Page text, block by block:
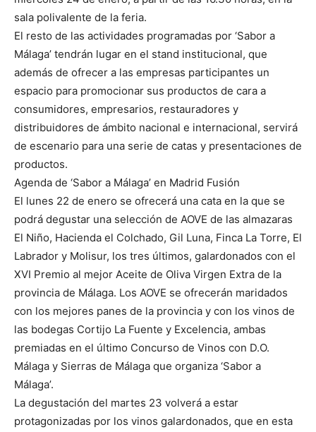
sala polivalente de la feria.
El resto de las actividades programadas por ‘Sabor a
Málaga’ tendrán lugar en el stand institucional, que
además de ofrecer a las empresas participantes un
espacio para promocionar sus productos de cara a
consumidores, empresarios, restauradores y
distribuidores de ámbito nacional e internacional, servirá
de escenario para una serie de catas y presentaciones de
productos.
Agenda de ‘Sabor a Málaga’ en Madrid Fusión
El lunes 22 de enero se ofrecerá una cata en la que se
podrá degustar una selección de AOVE de las almazaras
El Niño, Hacienda el Colchado, Gil Luna, Finca La Torre, El
Labrador y Molisur, los tres últimos, galardonados con el
XVI Premio al mejor Aceite de Oliva Virgen Extra de la
provincia de Málaga. Los AOVE se ofrecerán maridados
con los mejores panes de la provincia y con los vinos de
las bodegas Cortijo La Fuente y Excelencia, ambas
premiadas en el último Concurso de Vinos con D.O.
Málaga y Sierras de Málaga que organiza ‘Sabor a
Málaga’.
La degustación del martes 23 volverá a estar
protagonizadas por los vinos galardonados, que en esta